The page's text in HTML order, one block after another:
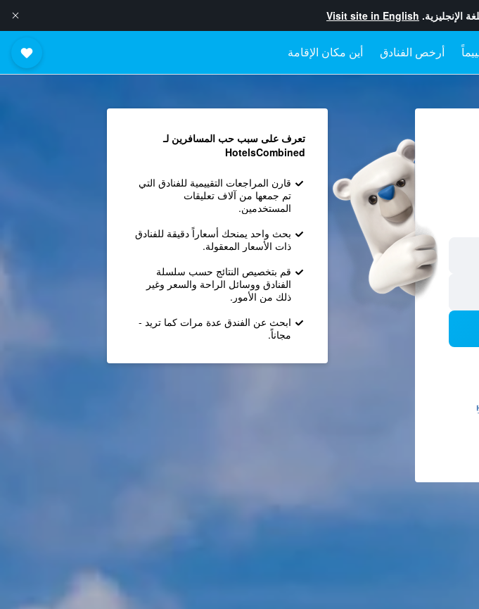
الإنجليزية. Visit site in English
أرخص الفنادق أين مكان الإقامة
تعرف على سبب حب المسافرين لـ
HotelsCombined
قارن المراجعات التقييمية للفنادق التي
تم جمعها من آلاف تعليقات
المستخدمين.
بحث واحد يمنحك أسعاراً دقيقة للفنادق
ذات الأسعار المعقولة.
قم بتخصيص النتائج حسب سلسلة
الفنادق ووسائل الراحة والسعر وغير
ذلك من الأمور.
ابحث عن الفندق عدة مرات كما تريد -
مجاناً.